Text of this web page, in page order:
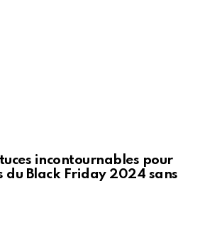
incontournables pour
du Black Friday 2024 sans